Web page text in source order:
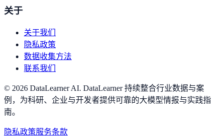
关于
关于我们
隐私政策
数据收集方法
联系我们
© 2026 DataLearner AI. DataLearner 持续整合行业数据与案
例，为科研、企业与开发者提供可靠的大模型情报与实践指
南。
隐私政策服务条款